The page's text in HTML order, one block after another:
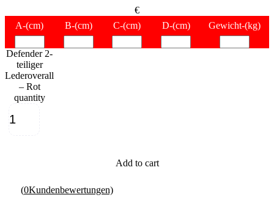
€
A-(cm) B-(cm) C-(cm) D-(cm) Gewicht-(kg)
Defender 2-
teiliger
Lederoverall
– Rot
quantity
Add to cart
(0Kundenbewertungen)